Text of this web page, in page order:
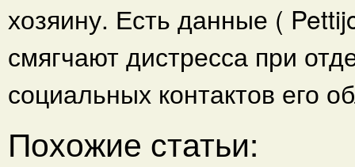
хозяину. Есть данные (
смягчают дистресса при
социальных контактов его
Похожие статьи: